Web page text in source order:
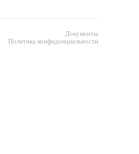
Документы
Политика конфиденциальности